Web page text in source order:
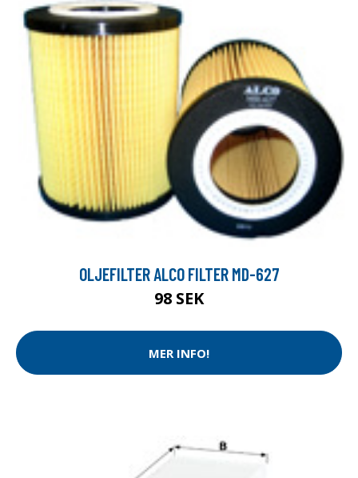
OLJEFILTER ALCO FILTER MD-627
98 SEK
MER INFO!